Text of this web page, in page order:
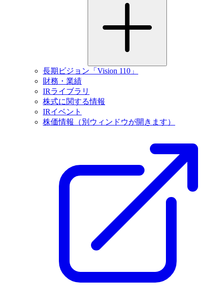
長期ビジョン「Vision 110」
財務・業績
IRライブラリ
株式に関する情報
IRイベント
株価情報
（別ウィンドウが開きます）